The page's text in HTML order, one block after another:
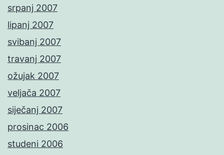
srpanj 2007
lipanj 2007
svibanj 2007
travanj 2007
ožujak 2007
veljača 2007
siječanj 2007
prosinac 2006
studeni 2006